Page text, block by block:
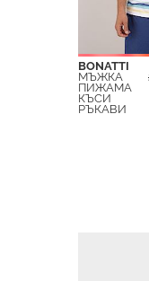
BONATTI
МЪЖКА
ПИЖАМА
КЪСИ
РЪКАВИ